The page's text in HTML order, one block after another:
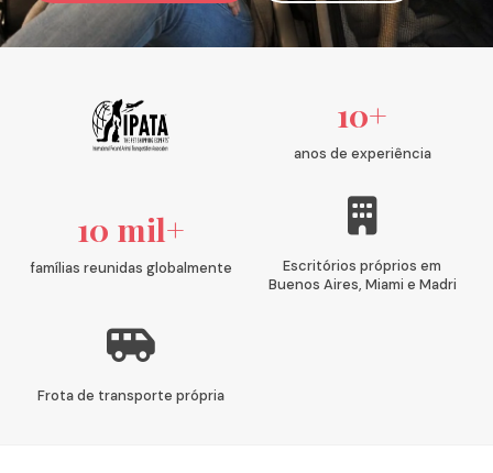
10+
anos de experiência
10 mil+
famílias reunidas globalmente
Escritórios próprios em
Buenos Aires, Miami e Madri
Frota de transporte própria